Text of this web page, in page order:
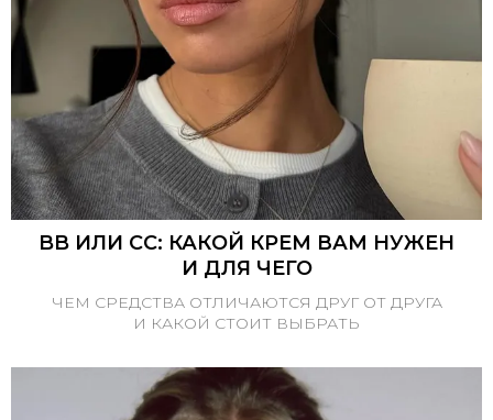
BB ИЛИ CC: КАКОЙ КРЕМ ВАМ НУЖЕН
И ДЛЯ ЧЕГО
ЧЕМ СРЕДСТВА ОТЛИЧАЮТСЯ ДРУГ ОТ ДРУГА
И КАКОЙ СТОИТ ВЫБРАТЬ